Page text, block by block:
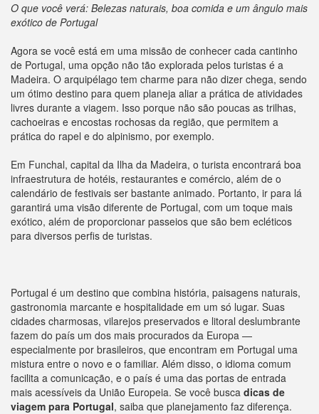
O que você verá: Belezas naturais, boa comida e um ângulo mais
exótico de Portugal
Agora se você está em uma missão de conhecer cada cantinho
de Portugal, uma opção não tão explorada pelos turistas é a
Madeira. O arquipélago tem charme para não dizer chega, sendo
um ótimo destino para quem planeja aliar a prática de atividades
livres durante a viagem. Isso porque não são poucas as trilhas,
cachoeiras e encostas rochosas da região, que permitem a
prática do rapel e do alpinismo, por exemplo.
Em Funchal, capital da Ilha da Madeira, o turista encontrará boa
infraestrutura de hotéis, restaurantes e comércio, além de o
calendário de festivais ser bastante animado. Portanto, ir para lá
garantirá uma visão diferente de Portugal, com um toque mais
exótico, além de proporcionar passeios que são bem ecléticos
para diversos perfis de turistas.
Portugal é um destino que combina história, paisagens naturais,
gastronomia marcante e hospitalidade em um só lugar. Suas
cidades charmosas, vilarejos preservados e litoral deslumbrante
fazem do país um dos mais procurados da Europa —
especialmente por brasileiros, que encontram em Portugal uma
mistura entre o novo e o familiar. Além disso, o idioma comum
facilita a comunicação, e o país é uma das portas de entrada
mais acessíveis da União Europeia. Se você busca dicas de
viagem para Portugal, saiba que planejamento faz diferença.